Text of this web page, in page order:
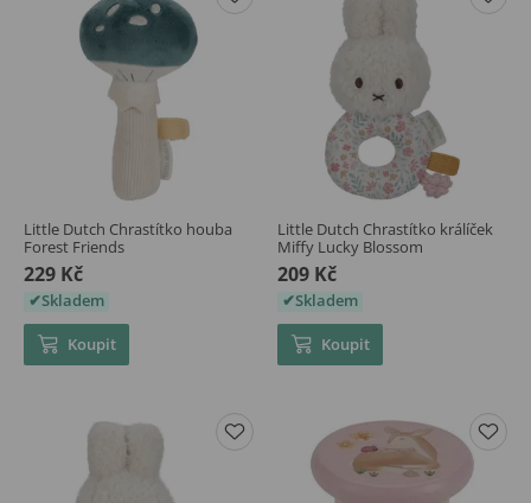
Little Dutch Chrastítko houba
Forest Friends
229 Kč
Skladem
Koupit
Little Dutch Chrastítko králíček
Miffy Lucky Blossom
209 Kč
Skladem
Koupit